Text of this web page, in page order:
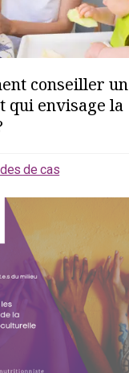
conseiller un
qui envisage la
de cas